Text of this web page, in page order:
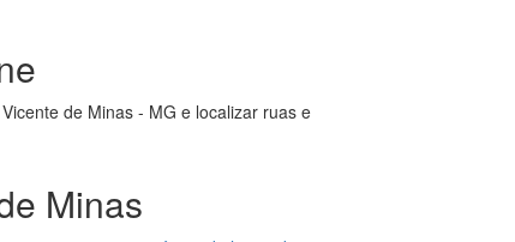
de Minas - MG e localizar ruas e
Minas